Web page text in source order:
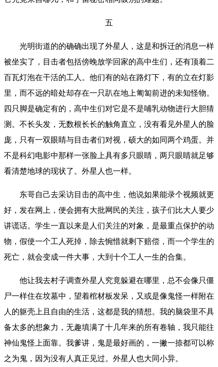
五
光明街道的的确确出现了外星人，这是和拆迁的消息一样
被坐实了，目击者包括傍晚放学回家的高中生们，还有顶着二
百瓦灯泡在干活的工人。他们有的站在路灯下，有的立在灯影
里，而不远的暗处却存在一只趴在地上匍匐前进的未知怪物。
四只脚是确定有的，高中生们对它是不是哺乳动物进行大胆猜
测。不长头发，无数根长长的触角直立，没有看见外星人的脸
庞，只有一双眼睛与目击者们对视，硕大的如同两个鸡蛋。并
不是科幻电影中那样一张脸上具有多只眼睛，两只眼睛就足够
看清楚地球的现状了。外星人也一样。
东哥自己去采访目击的高中生，他说如果能录个视频就更
好，发在网上，便会拥有大批网民的关注，孩子们比大人要少
讲谎话。学生一直以来是人们关注的对象，是最重点保护的动
物，假使一个工人死掉，除去惋惜就剩下赔偿，而一个学生的
死亡，就会变成一件大事，大到十个工人一生的合集。
他让我去村子调查外星人究竟躲避在哪里，总不会像只僵
尸一样住在坟墓中，望着棺材板发呆，又或是像鬼怪一样附在
人的躯壳上且自由的生活，这都是我的猜想。我的脑袋里不具
备太多的想象力，无趣填满了十几年来的所有卷轴，我只能往
神仙鬼怪上面靠。我爹讲，鬼是最好画的，一撇一捺都可以称
之为鬼，因为没有人真正见过。外星人也大同小异。